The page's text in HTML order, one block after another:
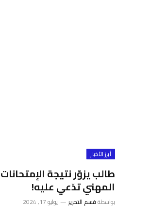
أبرز الأخبار
طالب يزوّر نتيجة
المهني تدّعي عليه!
بواسطةقسم التحرير يوليو 17, 2024